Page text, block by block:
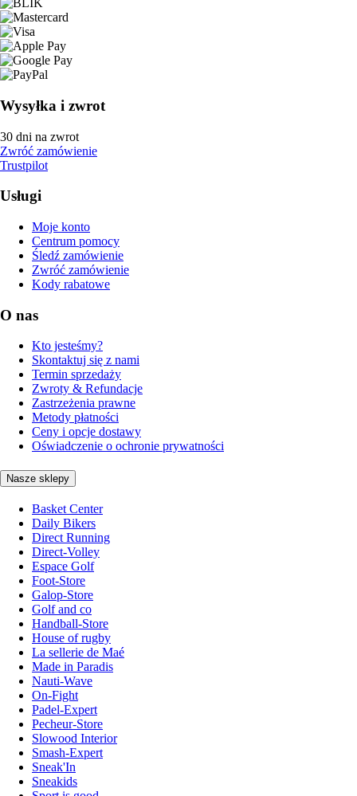
Wysyłka i zwrot
30 dni na zwrot
Zwróć zamówienie
Trustpilot
Usługi
Moje konto
Centrum pomocy
Śledź zamówienie
Zwróć zamówienie
Kody rabatowe
O nas
Kto jesteśmy?
Skontaktuj się z nami
Termin sprzedaży
Zwroty & Refundacje
Zastrzeżenia prawne
Metody płatności
Ceny i opcje dostawy
Oświadczenie o ochronie prywatności
Nasze sklepy
Basket Center
Daily Bikers
Direct Running
Direct-Volley
Espace Golf
Foot-Store
Galop-Store
Golf and co
Handball-Store
House of rugby
La sellerie de Maé
Made in Paradis
Nauti-Wave
On-Fight
Padel-Expert
Pecheur-Store
Slowood Interior
Smash-Expert
Sneak'In
Sneakids